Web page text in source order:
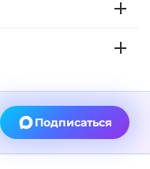
Подписаться